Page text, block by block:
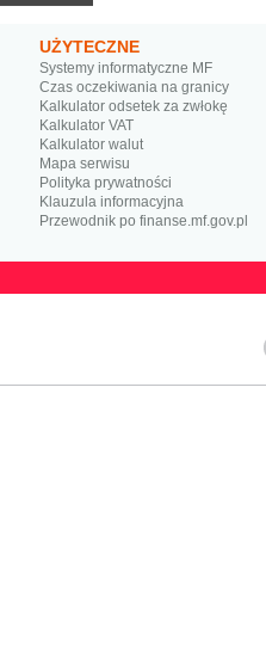
UŻYTECZNE
Systemy informatyczne MF
Czas oczekiwania na granicy
Kalkulator odsetek za zwłokę
Kalkulator VAT
Kalkulator walut
Mapa serwisu
Polityka prywatności
Klauzula informacyjna
Przewodnik po finanse.mf.gov.pl